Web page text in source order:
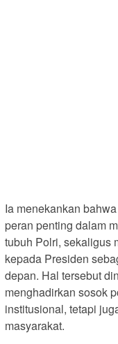
Ia menekankan
peran penting dalam
tubuh Polri, sekaligus
kepada Presiden
depan. Hal tersebut
menghadirkan sosok
institusional, tetapi
masyarakat.